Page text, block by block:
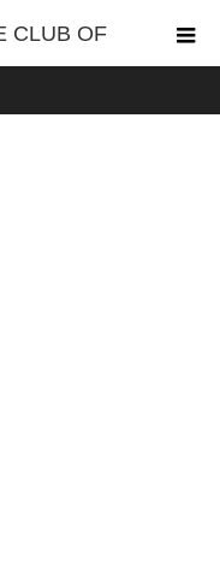
CLUB OF